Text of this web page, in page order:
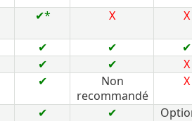
✔* X X
✔ ✔ ✔
✔ ✔ X
✔
Non
recommandé
X
✔ ✔